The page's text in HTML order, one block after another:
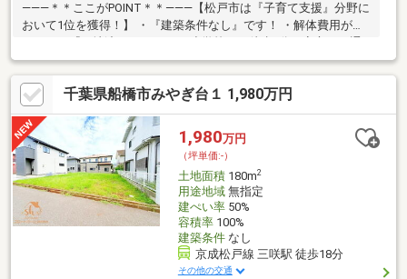
―――＊＊ここがPOINT＊＊―――【松戸市は『子育て支援』分野に
おいて1位を獲得！】 ・『建築条件なし』です！ ・解体費用が掛
学できますね！・自然があり緑が広がったのどかな住環境です♪⇒
落ち着いた生活をおくることができますね！・柏にも船橋にも行
きやすい駅です！・周辺環境含め、現地ご案内致します！ ※本日
ご案内可能です！是非、この機会にお気軽にお越し下さい♪◆人
気エリアの閑静な住宅街！◆百聞は一見にしかず。家族の安心拠
点をつくりませんか？◆夜間早朝のご案内、住宅ローンのご相談
もお気軽に！
千葉県船橋市みやぎ台１ 1,980万円
1,980万円
（坪単価:-）
土地面積180m2
用途地域無指定
建ぺい率50%
容積率100%
建築条件なし
京成松戸線 三咲駅 徒歩18分
その他の交通